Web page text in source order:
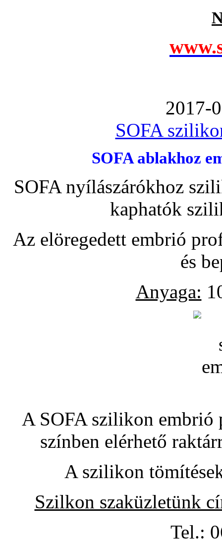
2017-
SOFA
SOFA ablakhoz
SOFA nyílászárókhoz
kaphatók
Az elöregedett embrió
és
Anyaga:
A SOFA szilikon embrió
színben elérhető
A szilikon
Szilkon szaküzletünk
Tel.: